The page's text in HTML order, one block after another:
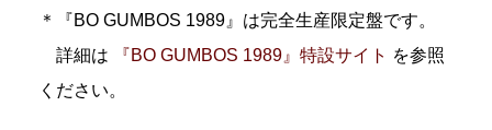
＊『BO GUMBOS 1989』は完全生産限定盤です。
詳細は
『BO GUMBOS 1989』特設サイト を参照
ください。